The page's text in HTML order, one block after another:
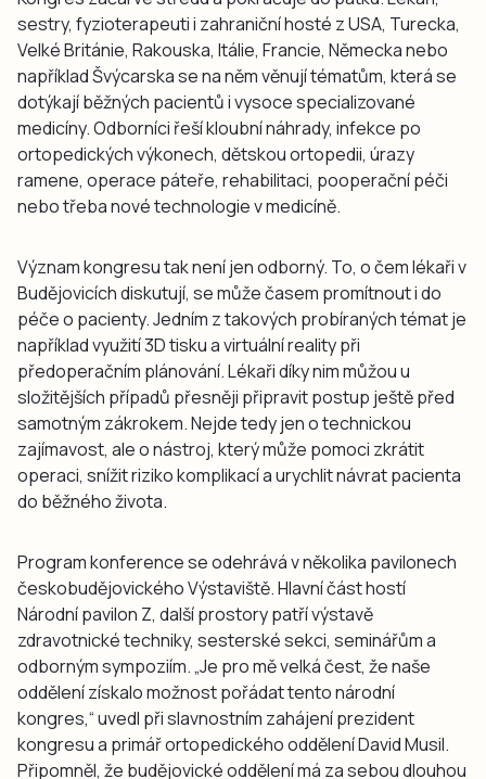
sestry, fyzioterapeuti i zahraniční hosté z USA, Turecka,
Velké Británie, Rakouska, Itálie, Francie, Německa nebo
například Švýcarska se na něm věnují tématům, která se
dotýkají běžných pacientů i vysoce specializované
medicíny. Odborníci řeší kloubní náhrady, infekce po
ortopedických výkonech, dětskou ortopedii, úrazy
ramene, operace páteře, rehabilitaci, pooperační péči
nebo třeba nové technologie v medicíně.
Význam kongresu tak není jen odborný. To, o čem lékaři v
Budějovicích diskutují, se může časem promítnout i do
péče o pacienty. Jedním z takových probíraných témat je
například využití 3D tisku a virtuální reality při
předoperačním plánování. Lékaři díky nim můžou u
složitějších případů přesněji připravit postup ještě před
samotným zákrokem. Nejde tedy jen o technickou
zajímavost, ale o nástroj, který může pomoci zkrátit
operaci, snížit riziko komplikací a urychlit návrat pacienta
do běžného života.
Program konference se odehrává v několika pavilonech
českobudějovického Výstaviště. Hlavní část hostí
Národní pavilon Z, další prostory patří výstavě
zdravotnické techniky, sesterské sekci, seminářům a
odborným sympoziím. „Je pro mě velká čest, že naše
oddělení získalo možnost pořádat tento národní
kongres,“ uvedl při slavnostním zahájení prezident
kongresu a primář ortopedického oddělení David Musil.
Připomněl, že budějovické oddělení má za sebou dlouhou